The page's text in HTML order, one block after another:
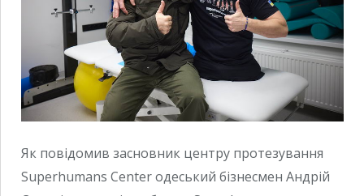
Як повідомив засновник центру протезування
Superhumans Center одеський бізнесмен Андрій